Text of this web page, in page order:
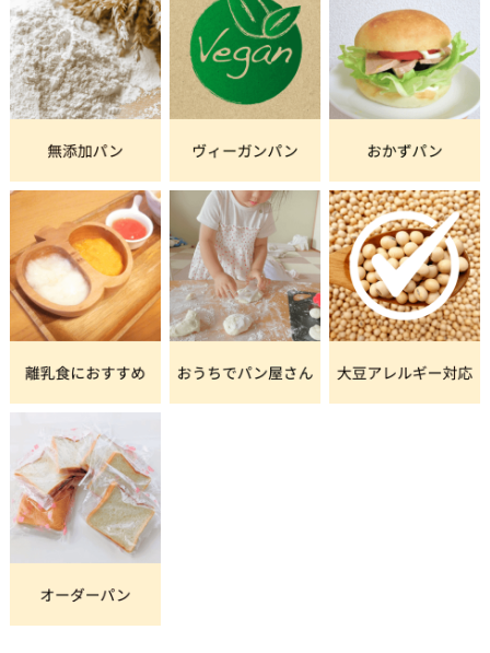
ロコシ、香辛料などを水で溶いて泡立てた飲み物でし
た。
16世紀に新大陸からスペインを通じてヨーロッパに広
まったとされていますが、その頃もまだ飲み物とし
て、それも薬としての役割を持って世間に広く知られ
とはいえ、魅惑的だったことには今も昔も変わりない
ようで、主に貴婦人の間で特に流行したと記録が残さ
れています。
チョコレートが今のように固形になったのは19世紀半
現在ではチョコレートといえば固形の方が主流とな
り、板チョコやチョコチップ、トリュフやボンボンと
いったさまざまな色、形、風味のチョコレートが誕生
しています。
『食べるチョコレート』が誕生してからまだ200年ほ
どだなんて、なんだか驚きです。